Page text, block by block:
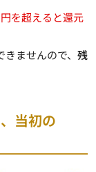
を超えると還元
ませんので、 残
当初の